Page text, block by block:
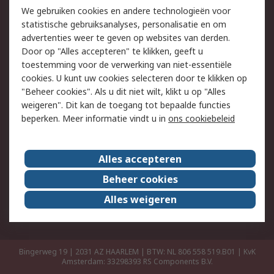
Track & Trace
Wettelijk
Cookiebeleid
Email veiligheid
Privacybeleid
Websitevoorwaarden
Algemene
verkoopvoorwaarden
Over RS
RS Group
Over ons
RS wereldwijd
Werken bij RS
ESG
Bingerweg 19 | 2031 AZ HAARLEM | BTW: NL 806 558 519.B01 | KvK
Amsterdam: 33298393 RS Components B.V.
We gebruiken cookies en andere technologieën voor
statistische gebruiksanalyses, personalisatie en om
advertenties weer te geven op websites van derden.
Door op "Alles accepteren" te klikken, geeft u
toestemming voor de verwerking van niet-essentiële
cookies. U kunt uw cookies selecteren door te klikken op
"Beheer cookies". Als u dit niet wilt, klikt u op "Alles
weigeren". Dit kan de toegang tot bepaalde functies
beperken. Meer informatie vindt u in ons cookiebeleid
Alles accepteren
Beheer cookies
Alles weigeren